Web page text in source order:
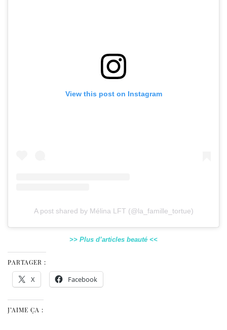
View this post on Instagram
A post shared by Mélina LFT (@la_famille_tortue)
>> Plus d’articles beauté <<
PARTAGER :
X Facebook
J’AIME ÇA :